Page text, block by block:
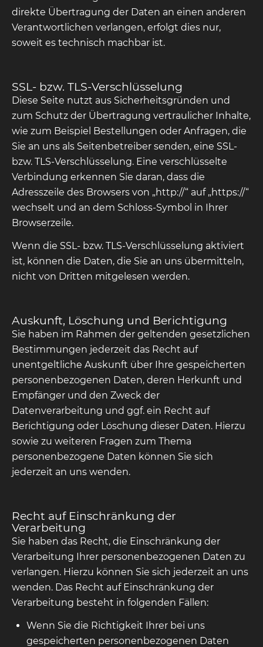
direkte Übertragung der Daten an einen anderen
Verantwortlichen verlangen, erfolgt dies nur,
soweit es technisch machbar ist.
SSL- bzw. TLS-Verschlüsselung
Diese Seite nutzt aus Sicherheitsgründen und
zum Schutz der Übertragung vertraulicher Inhalte,
wie zum Beispiel Bestellungen oder Anfragen, die
Sie an uns als Seitenbetreiber senden, eine SSL-
bzw. TLS-Verschlüsselung. Eine verschlüsselte
Verbindung erkennen Sie daran, dass die
Adresszeile des Browsers von „http://“ auf „https://“
wechselt und an dem Schloss-Symbol in Ihrer
Browserzeile.
Wenn die SSL- bzw. TLS-Verschlüsselung aktiviert
ist, können die Daten, die Sie an uns übermitteln,
nicht von Dritten mitgelesen werden.
Auskunft, Löschung und Berichtigung
Sie haben im Rahmen der geltenden gesetzlichen
Bestimmungen jederzeit das Recht auf
unentgeltliche Auskunft über Ihre gespeicherten
personenbezogenen Daten, deren Herkunft und
Empfänger und den Zweck der
Datenverarbeitung und ggf. ein Recht auf
Berichtigung oder Löschung dieser Daten. Hierzu
sowie zu weiteren Fragen zum Thema
personenbezogene Daten können Sie sich
jederzeit an uns wenden.
Recht auf Einschränkung der
Verarbeitung
Sie haben das Recht, die Einschränkung der
Verarbeitung Ihrer personenbezogenen Daten zu
verlangen. Hierzu können Sie sich jederzeit an uns
wenden. Das Recht auf Einschränkung der
Verarbeitung besteht in folgenden Fällen:
Wenn Sie die Richtigkeit Ihrer bei uns
gespeicherten personenbezogenen Daten